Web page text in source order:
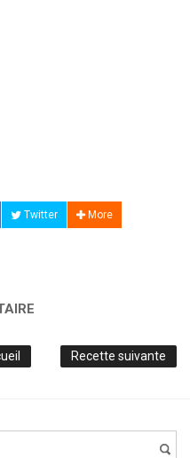
Twitter More
Recette suivante